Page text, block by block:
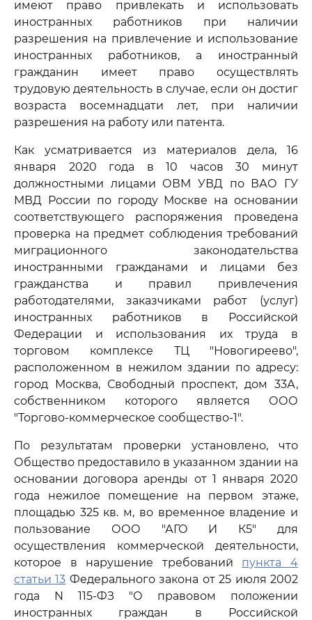
имеют право привлекать и использовать
иностранных работников при наличии
разрешения на привлечение и использование
иностранных работников, а иностранный
гражданин имеет право осуществлять
трудовую деятельность в случае, если он достиг
возраста восемнадцати лет, при наличии
разрешения на работу или патента.
Как усматривается из материалов дела, 16
января 2020 года в 10 часов 30 минут
должностными лицами ОВМ УВД по ВАО ГУ
МВД России по городу Москве на основании
соответствующего распоряжения проведена
проверка на предмет соблюдения требований
миграционного законодательства
иностранными гражданами и лицами без
гражданства и правил привлечения
работодателями, заказчиками работ (услуг)
иностранных работников в Российской
Федерации и использования их труда в
торговом комплексе ТЦ "Новогиреево",
расположенном в нежилом здании по адресу:
город Москва, Свободный проспект, дом 33А,
собственником которого является ООО
"Торгово-коммерческое сообщество-1".
По результатам проверки установлено, что
Общество предоставило в указанном здании на
основании договора аренды от 1 января 2020
года нежилое помещение на первом этаже,
площадью 325 кв. м, во временное владение и
пользование ООО "АГО И К5" для
осуществления коммерческой деятельности,
которое в нарушение требований пункта 4
статьи 13 Федерального закона от 25 июля 2002
года N 115-ФЗ "О правовом положении
иностранных граждан в Российской